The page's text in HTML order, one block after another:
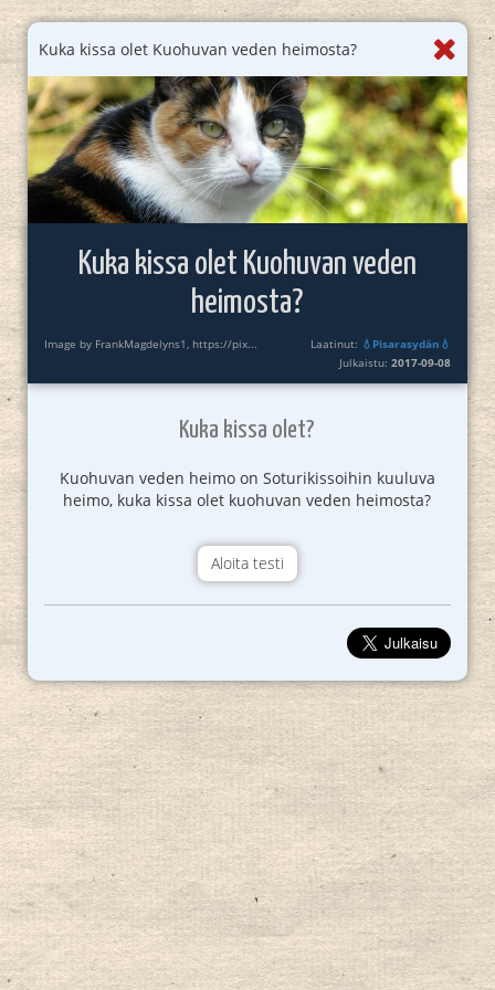
Kuka kissa olet Kuohuvan veden heimosta?
Kuka kissa olet Kuohuvan veden
heimosta?
Image by FrankMagdelyns1, https://pix... Laatinut: 💧Pisarasydän💧
Julkaistu:2017-09-08
Kuka kissa olet?
Kuohuvan veden heimo on Soturikissoihin kuuluva
heimo, kuka kissa olet kuohuvan veden heimosta?
Aloita testi